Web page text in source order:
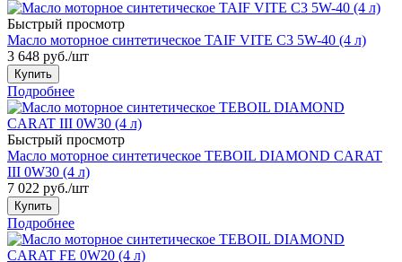
Быстрый просмотр
Масло моторное синтетическое TAIF VITE C3 5W-40 (4 л)
3 648 руб./шт
Купить
Подробнее
Быстрый просмотр
Масло моторное синтетическое TEBOIL DIAMOND CARAT
III 0W30 (4 л)
7 022 руб./шт
Купить
Подробнее